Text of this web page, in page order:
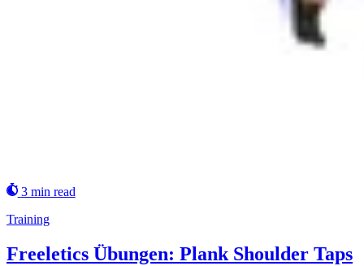
3 min read
Training
Freeletics Übungen: Plank Shoulder Taps